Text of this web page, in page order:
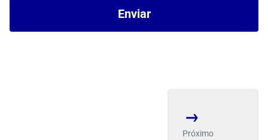
Enviar
Próximo